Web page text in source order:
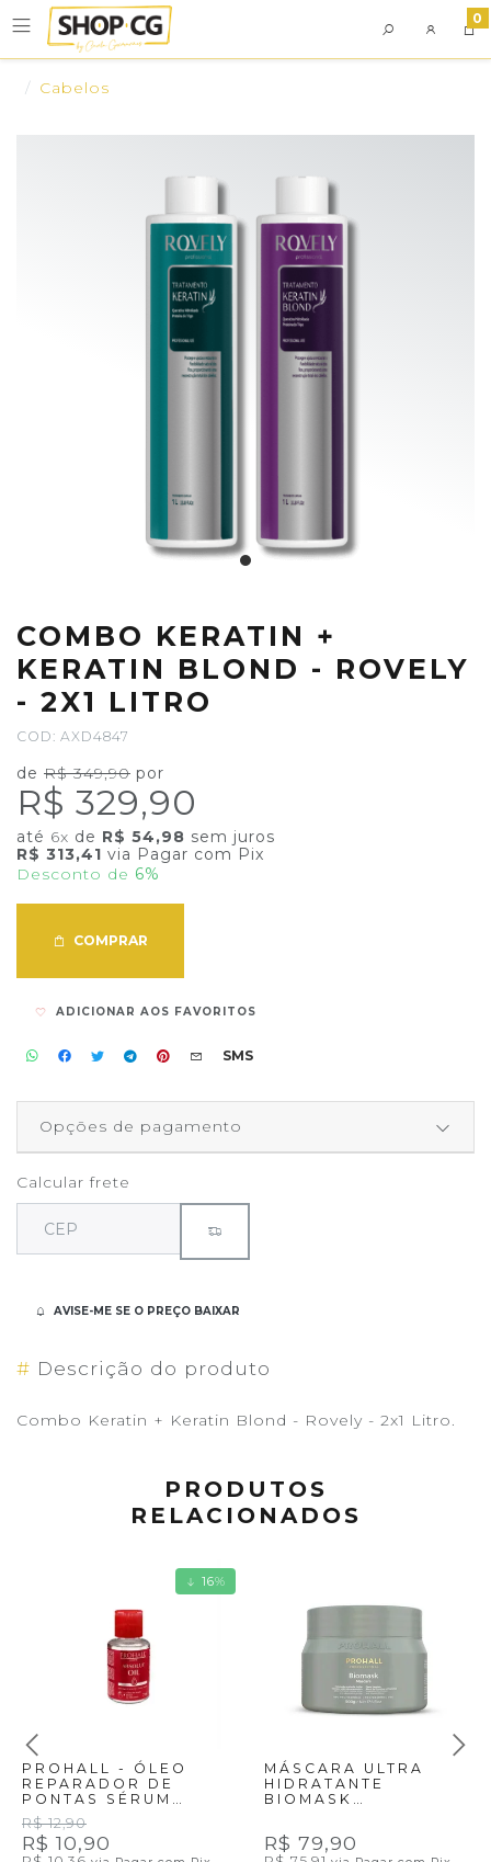
0
Cabelos
COMBO KERATIN +
KERATIN BLOND - ROVELY
- 2X1 LITRO
COD: AXD4847
de R$ 349,90 por
R$ 329,90
até 6x de R$ 54,98 sem juros
R$ 313,41 via Pagar com Pix
Desconto de 6%
COMPRAR
ADICIONAR AOS FAVORITOS
SMS
Opções de pagamento
Calcular frete
AVISE-ME SE O PREÇO BAIXAR
# Descrição do produto
Combo Keratin + Keratin Blond - Rovely - 2x1 Litro.
PRODUTOS
RELACIONADOS
16%
PROHALL - ÓLEO
REPARADOR DE
PONTAS SÉRUM
ABSOLUT OIL 7ML
R$ 12,90
R$ 10,90
MÁSCARA ULTRA
HIDRATANTE
BIOMASK
R$ 79,90